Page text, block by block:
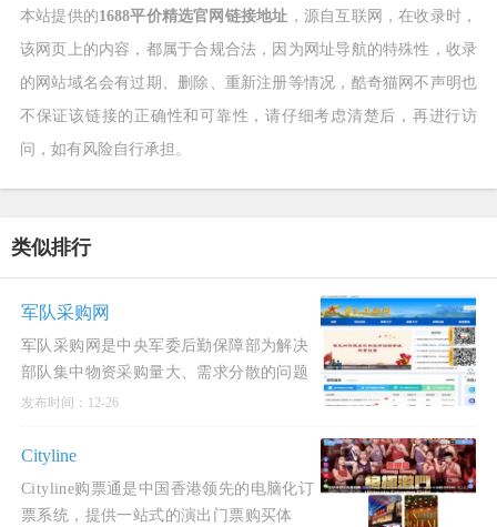
本站提供的1688平价精选官网链接地址 ，源自互联网，在收录时，
该网页上的内容，都属于合规合法，因为网址导航的特殊性，收录
的网站域名会有过期、删除、重新注册等情况，酷奇猫网不声明也
不保证该链接的正确性和可靠性，请仔细考虑清楚后，再进行访
问，如有风险自行承担。
类似排行
军队采购网
军队采购网是中央军委后勤保障部为解决
部队集中物资采购量大、需求分散的问题
而建立的网上平台，主要提供物资、工程
食、住、行、医、服
发布时间：12-26
Cityline
Cityline购票通是中国香港领先的电脑化订
票系统，提供一站式的演出门票购买体